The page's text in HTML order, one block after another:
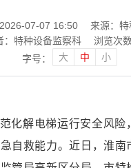
07-07 16:50
来源：
：特种设备监察科
浏览次数
字号：
大 中 小
化解电梯运行安全风险
自救能力。近日，淮南